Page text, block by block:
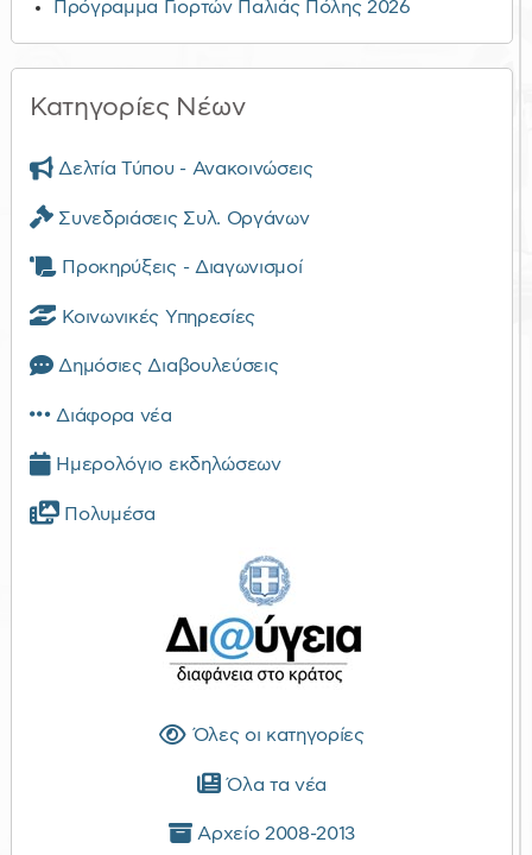
Πρόγραμμα Γιορτών Παλιάς Πόλης 2026
Κατηγορίες Νέων
Δελτία Τύπου - Ανακοινώσεις
Συνεδριάσεις Συλ. Οργάνων
Προκηρύξεις - Διαγωνισμοί
Κοινωνικές Υπηρεσίες
Δημόσιες Διαβουλεύσεις
Διάφορα νέα
Ημερολόγιο εκδηλώσεων
Πολυμέσα
Όλες οι κατηγορίες
Όλα τα νέα
Αρχείο 2008-2013